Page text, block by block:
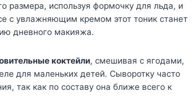
размера, используя формочку для льда, и
с увлажняющим кремом этот тоник станет
дневного макияжа.
коктейли, смешивая с ягодами,
для маленьких детей. Сыворотку часто
так как по составу она ближе всего к